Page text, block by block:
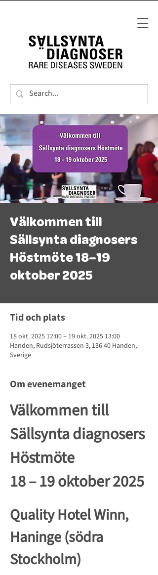
Välkommen till
Sällsynta diagnosers
Höstmöte 18–19
oktober 2025
Tid och plats
18 okt. 2025 12:00 – 19 okt. 2025 13:00
Handen, Rudsjöterrassen 3, 136 40 Handen,
Sverige
Om evenemanget
Välkommen till
Sällsynta diagnosers
Höstmöte
18 – 19 oktober 2025
Quality Hotel Winn,
Haninge (södra
Stockholm)